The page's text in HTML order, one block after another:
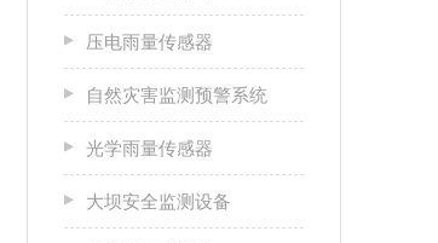
压电雨量传感器
自然灾害监测预警系统
光学雨量传感器
大坝安全监测设备